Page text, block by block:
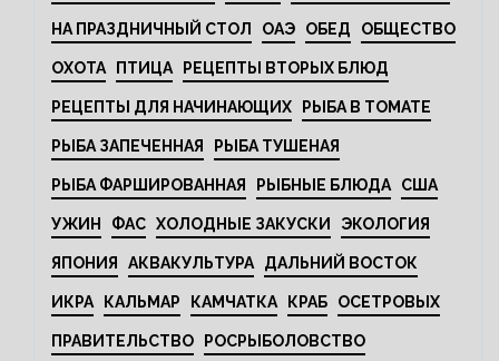
НА ПРАЗДНИЧНЫЙ СТОЛ ОАЭ ОБЕД ОБЩЕСТВО
ОХОТА ПТИЦА РЕЦЕПТЫ ВТОРЫХ БЛЮД
РЕЦЕПТЫ ДЛЯ НАЧИНАЮЩИХ РЫБА В ТОМАТЕ
РЫБА ЗАПЕЧЕННАЯ РЫБА ТУШЕНАЯ
РЫБА ФАРШИРОВАННАЯ РЫБНЫЕ БЛЮДА США
УЖИН ФАС ХОЛОДНЫЕ ЗАКУСКИ ЭКОЛОГИЯ
ЯПОНИЯ АКВАКУЛЬТУРА ДАЛЬНИЙ ВОСТОК
ИКРА КАЛЬМАР КАМЧАТКА КРАБ ОСЕТРОВЫХ
ПРАВИТЕЛЬСТВО РОСРЫБОЛОВСТВО